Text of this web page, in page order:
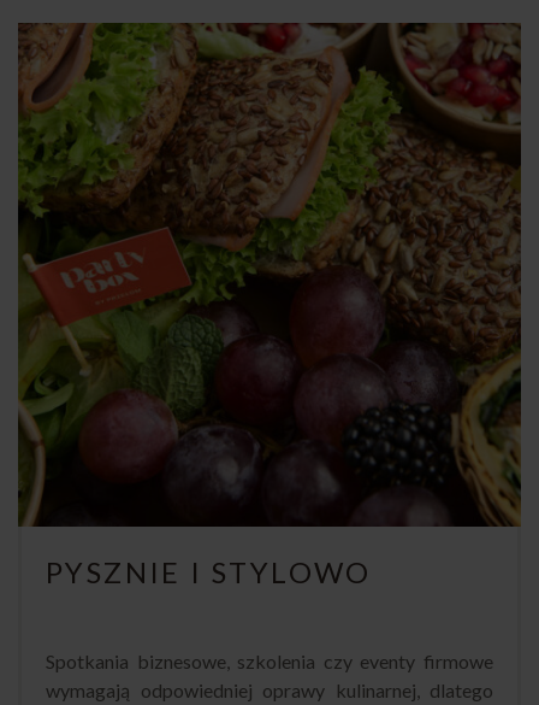
PYSZNIE I STYLOWO
Spotkania biznesowe, szkolenia czy eventy firmowe
wymagają odpowiedniej oprawy kulinarnej, dlatego